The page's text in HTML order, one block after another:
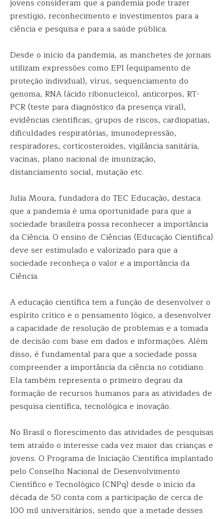
jovens consideram que a pandemia pode trazer
prestígio, reconhecimento e investimentos para a
ciência e pesquisa e para a saúde pública.
Desde o início da pandemia, as manchetes de jornais
utilizam expressões como EPI (equipamento de
proteção individual), vírus, sequenciamento do
genoma, RNA (ácido ribonucleico), anticorpos, RT-
PCR (teste para diagnóstico da presença viral),
evidências científicas, grupos de riscos, cardiopatias,
dificuldades respiratórias, imunodepressão,
respiradores, corticosteroides, vigilância sanitária,
vacinas, plano nacional de imunização,
distanciamento social, mutação etc.
Julia Moura, fundadora do TEC Educação, destaca
que a pandemia é uma oportunidade para que a
sociedade brasileira possa reconhecer a importância
da Ciência. O ensino de Ciências (Educação Científica)
deve ser estimulado e valorizado para que a
sociedade reconheça o valor e a importância da
Ciência.
A educação científica tem a função de desenvolver o
espírito crítico e o pensamento lógico, a desenvolver
a capacidade de resolução de problemas e a tomada
de decisão com base em dados e informações. Além
disso, é fundamental para que a sociedade possa
compreender a importância da ciência no cotidiano.
Ela também representa o primeiro degrau da
formação de recursos humanos para as atividades de
pesquisa científica, tecnológica e inovação.
No Brasil o florescimento das atividades de pesquisas
tem atraído o interesse cada vez maior das crianças e
jovens. O Programa de Iniciação Científica implantado
pelo Conselho Nacional de Desenvolvimento
Científico e Tecnológico (CNPq) desde o início da
década de 50 conta com a participação de cerca de
100 mil universitários, sendo que a metade desses